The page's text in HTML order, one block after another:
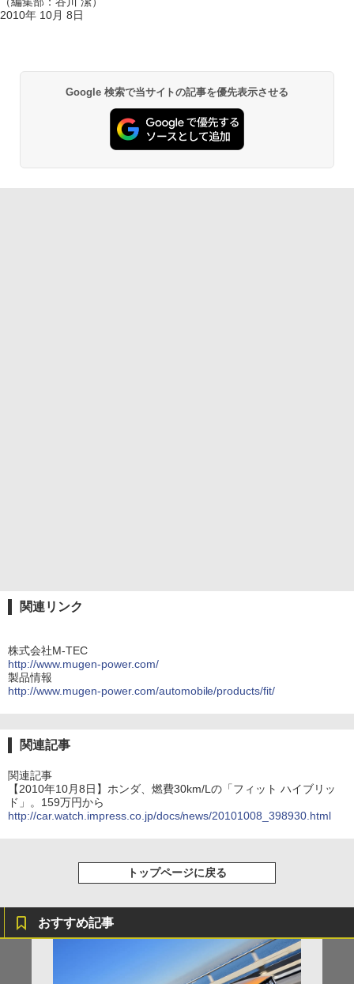
2010年 10月 8日
Google 検索で当サイトの記事を優先表示させる
関連リンク
株式会社M-TEC
http://www.mugen-power.com/
製品情報
http://www.mugen-power.com/automobile/products/fit/
関連記事
関連記事
【2010年10月8日】ホンダ、燃費30km/Lの「フィット ハイブリッ
ド」。159万円から
http://car.watch.impress.co.jp/docs/news/20101008_398930.html
トップページに戻る
おすすめ記事